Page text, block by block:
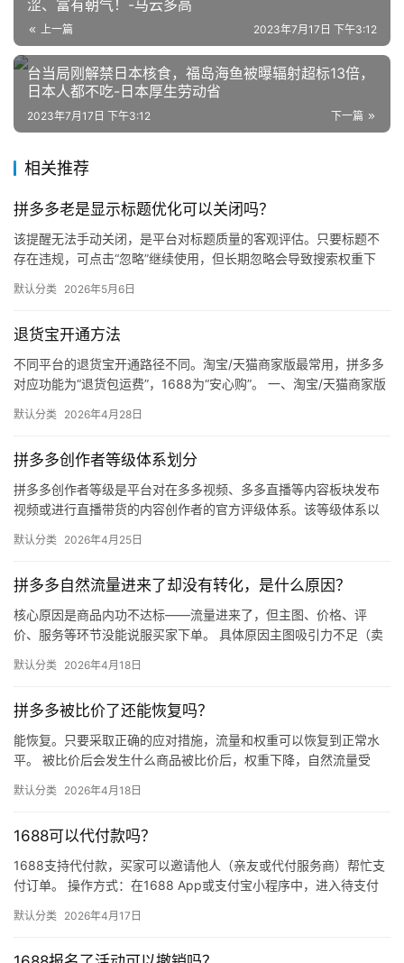
跨
境
电
商
自
体
社
区
涩、富有朝气！-马云多高
上一篇 2023年7月17日 下午3:12
台当局刚解禁日本核食，福岛海鱼被曝辐射超标13倍，
日本人都不吃-日本厚生劳动省
下一篇
2023年7月17日 下午3:12
相关推荐
拼多多老是显示标题优化可以关闭吗？
该提醒无法手动关闭，是平台对标题质量的客观评估。只要标题不
存在违规，可点击“忽略”继续使用，但长期忽略会导致搜索权重下
默认分类 2026年5月6日
退货宝开通方法
不同平台的退货宝开通路径不同。淘宝/天猫商家版最常用，拼多多
对应功能为“退货包运费”，1688为“安心购”。 一、淘宝/天猫商家版
默认分类 2026年4月28日
拼多多创作者等级体系划分
拼多多创作者等级是平台对在多多视频、多多直播等内容板块发布
视频或进行直播带货的内容创作者的官方评级体系。该等级体系以
同等级…
默认分类 2026年4月25日
拼多多自然流量进来了却没有转化，是什么原因？
核心原因是商品内功不达标——流量进来了，但主图、价格、评
价、服务等环节没能说服买家下单。 具体原因主图吸引力不足（卖
评少、…
默认分类 2026年4月18日
拼多多被比价了还能恢复吗？
能恢复。只要采取正确的应对措施，流量和权重可以恢复到正常水
平。 被比价后会发生什么商品被比价后，权重下降，自然流量受
网价格…
默认分类 2026年4月18日
1688可以代付款吗？
1688支持代付款，买家可以邀请他人（亲友或代付服务商）帮忙支
付订单。 操作方式：在1688 App或支付宝小程序中，进入待支付
默认分类 2026年4月17日